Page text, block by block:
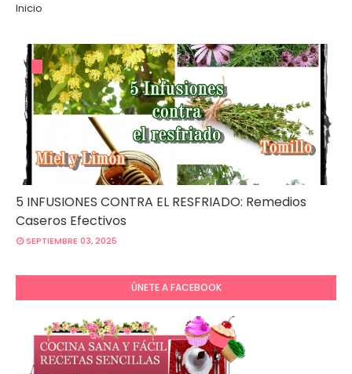
Inicio
5 INFUSIONES CONTRA EL RESFRIADO: Remedios
Caseros Efectivos
SEPTIEMBRE 03, 2025
ÚNETE A FACEBOOK